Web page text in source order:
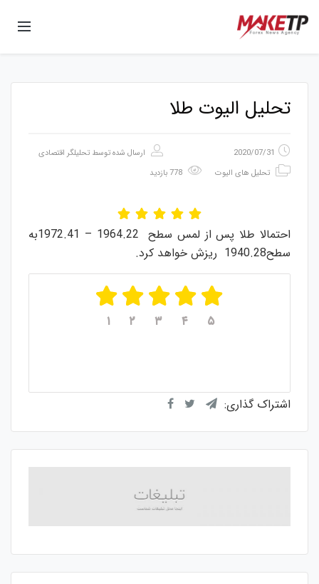
تحلیل الیوت طلا
2020/07/31 ارسال شده توسط تحلیلگر اقتصادی
تحلیل های الیوت
احتمالا طلا پس از لمس سطح 1964.22 – 1972.41به
سطح1940.28 ریزش خواهد کرد.
۱ ۲ ۳ ۴ ۵
اشتراک گذاری: